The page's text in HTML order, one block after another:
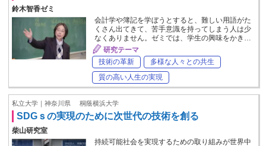
鈴木智香ゼミ
会計学や簿記を学ぼうとすると、難しい用語がた
くさん出てきて、苦手意識を持ってしまう人は少
なくありません。ゼミでは、学生の興味をかき…
研究テーマ
技術の革新
多様な人々との共生
質の高い人生の実現
私立大学｜神奈川県 桐蔭横浜大学
SDGｓの実現のために次世代の技術を創る
柴山研究室
持続可能社会を実現するための取り組みが世界中